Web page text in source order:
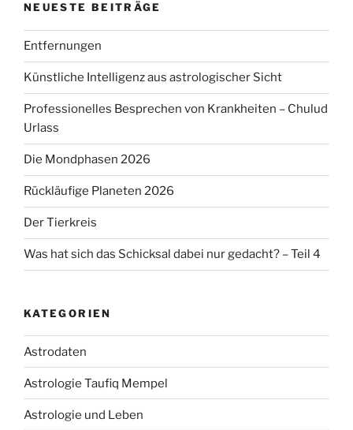
NEUESTE BEITRÄGE
Entfernungen
Künstliche Intelligenz aus astrologischer Sicht
Professionelles Besprechen von Krankheiten – Chulud
Urlass
Die Mondphasen 2026
Rückläufige Planeten 2026
Der Tierkreis
Was hat sich das Schicksal dabei nur gedacht? – Teil 4
KATEGORIEN
Astrodaten
Astrologie Taufiq Mempel
Astrologie und Leben